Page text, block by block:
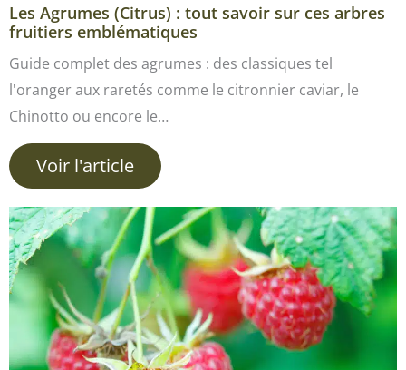
Les Agrumes (Citrus) : tout savoir sur ces arbres
fruitiers emblématiques
Guide complet des agrumes : des classiques tel
l'oranger aux raretés comme le citronnier caviar, le
Chinotto ou encore le…
Voir l'article